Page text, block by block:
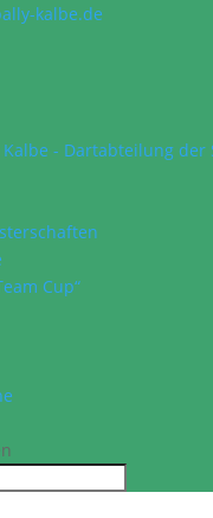
kalbe.de
Cup“